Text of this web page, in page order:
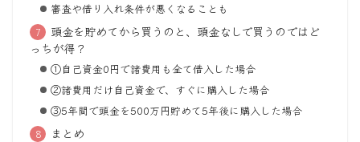
審査や借り入れ条件が悪くなることも
頭金を貯めてから買うのと、頭金なしで買うのではど
っちが得？
①自己資金0円で諸費用も全て借入した場合
②諸費用だけ自己資金で、すぐに購入した場合
③5年間で頭金を500万円貯めて5年後に購入した場合
まとめ